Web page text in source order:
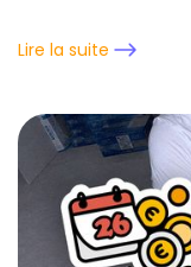
Lire la suite